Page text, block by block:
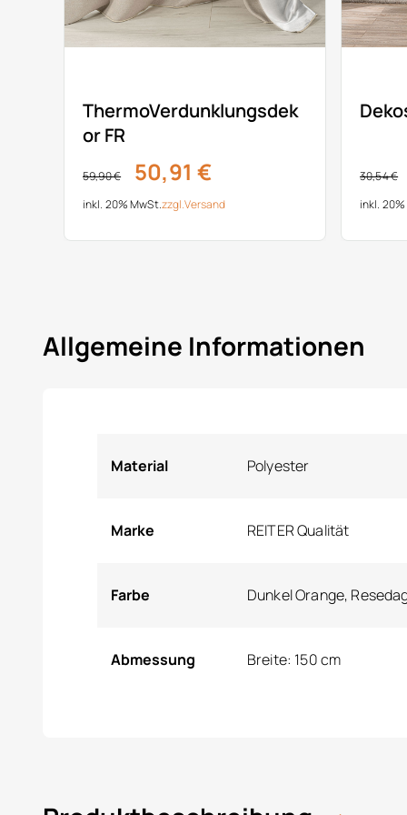
ThermoVerdunklungsdek
or FR
59,90 € 50,91 €
inkl. 20% MwSt.zzgl.Versand
30,54 €
inkl.
Allgemeine Informationen
Material Polyester
Marke REITER Qualität
Farbe Dunkel Orange,
Abmessung Breite: 150 cm